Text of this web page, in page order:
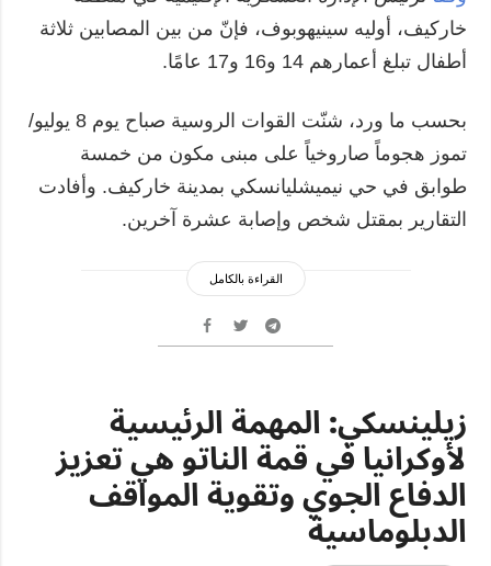
خاركيف، أوليه سينيهوبوف، فإنّ من بين المصابين ثلاثة
أطفال تبلغ أعمارهم 14 و16 و17 عامًا.
بحسب ما ورد، شنّت القوات الروسية صباح يوم 8 يوليو/
تموز هجوماً صاروخياً على مبنى مكون من خمسة
طوابق في حي نيميشليانسكي بمدينة خاركيف. وأفادت
التقارير بمقتل شخص وإصابة عشرة آخرين.
القراءة بالكامل
زيلينسكي: المهمة الرئيسية
لأوكرانيا في قمة الناتو هي تعزيز
الدفاع الجوي وتقوية المواقف
الدبلوماسية